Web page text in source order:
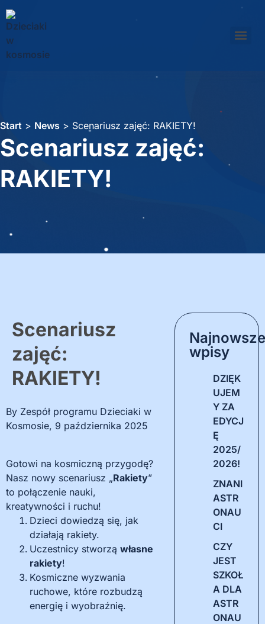
Start > News > Scenariusz zajęć: RAKIETY!
Scenariusz zajęć:
RAKIETY!
Scenariusz
zajęć:
RAKIETY!
By Zespół programu Dzieciaki w
Kosmosie, 9 października 2025
Gotowi na kosmiczną przygodę?
Nasz nowy scenariusz „Rakiety”
to połączenie nauki,
kreatywności i ruchu!
Dzieci dowiedzą się, jak
działają rakiety.
Uczestnicy stworzą własne
rakiety!
Kosmiczne wyzwania
ruchowe, które rozbudzą
energię i wyobraźnię.
wpisy
DZIĘK
UJEM
Y ZA
EDYCJ
Ę
2025/
2026!
ZNANI
ASTR
ONAU
CI
CZY
JEST
SZKOŁ
A DLA
ASTR
ONAU